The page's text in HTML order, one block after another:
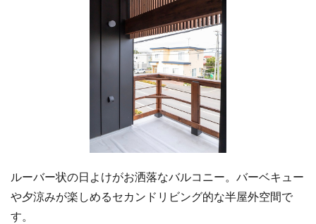
ルーバー状の日よけがお洒落なバルコニー。バーベキュー
や夕涼みが楽しめるセカンドリビング的な半屋外空間で
す。